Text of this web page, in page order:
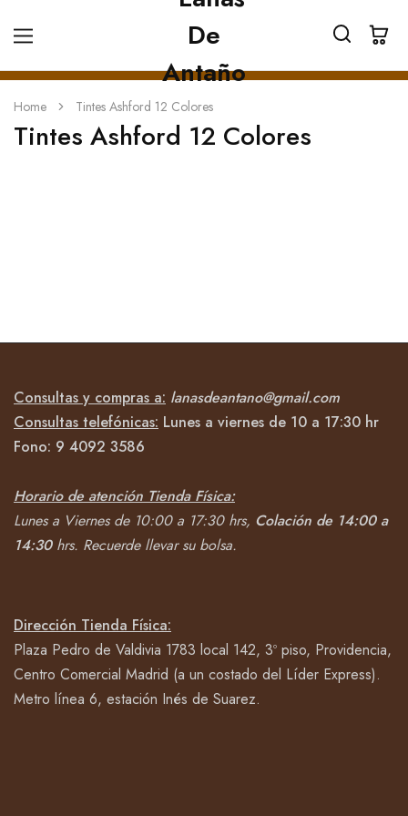
Home Tintes Ashford 12 Colores
Tintes Ashford 12 Colores
Consultas y compras a: lanasdeantano@gmail.com
Consultas telefónicas: Lunes a viernes de 10 a 17:30 hr
Fono: 9 4092 3586
Horario de atención Tienda Física:
Lunes a Viernes de 10:00 a 17:30 hrs, Colación de 14:00 a
14:30hrs. Recuerde llevar su bolsa.
Dirección Tienda Física:
Plaza Pedro de Valdivia 1783 local 142, 3º piso, Providencia,
Centro Comercial Madrid (a un costado del Líder Express).
Metro línea 6, estación Inés de Suarez.